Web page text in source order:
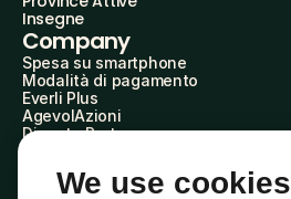
Insegne
Company
Spesa su smartphone
Modalità di pagamento
Everli Plus
AgevolAzioni
Diventa Partner
Everli Shoppers
About Us
We use cookies